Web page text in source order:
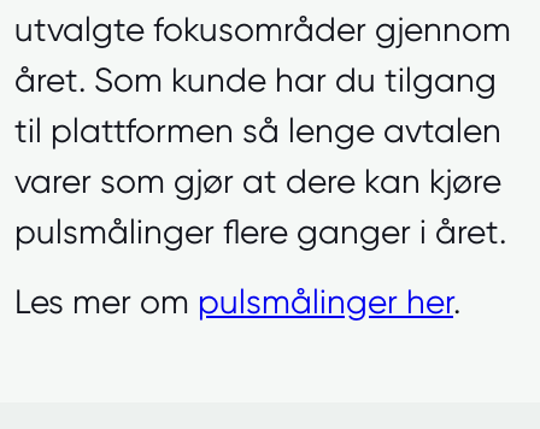
utvalgte fokusområder gjennom
året. Som kunde har du tilgang
til plattformen så lenge avtalen
varer som gjør at dere kan kjøre
pulsmålinger flere ganger i året.
Les mer om pulsmålinger her.